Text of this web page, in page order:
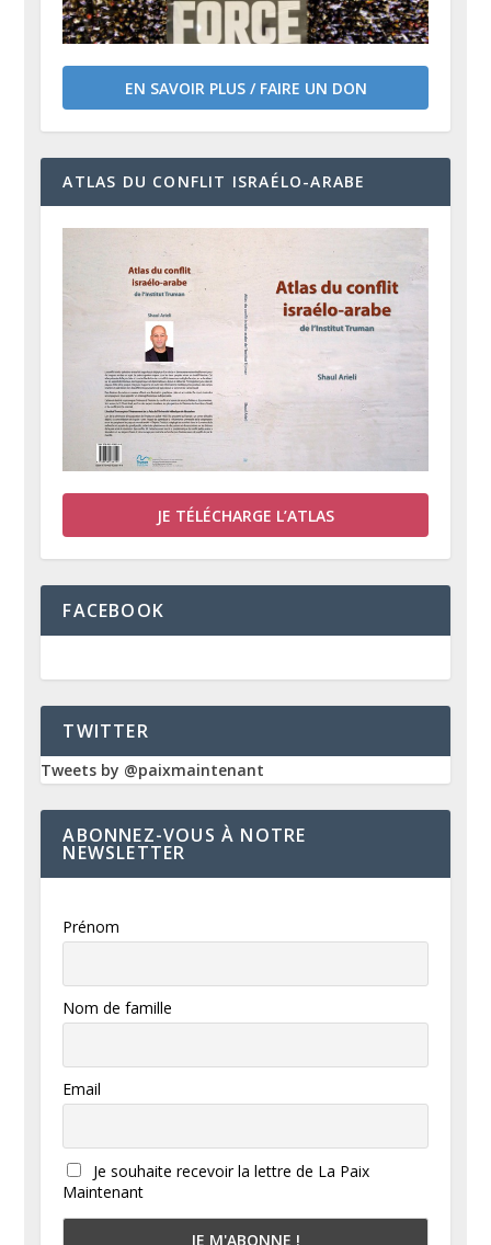
EN SAVOIR PLUS / FAIRE UN DON
ATLAS DU CONFLIT ISRAÉLO-ARABE
JE TÉLÉCHARGE L’ATLAS
FACEBOOK
TWITTER
Tweets by @paixmaintenant
ABONNEZ-VOUS À NOTRE
NEWSLETTER
Prénom
Nom de famille
Email
Je souhaite recevoir la lettre de La Paix
Maintenant